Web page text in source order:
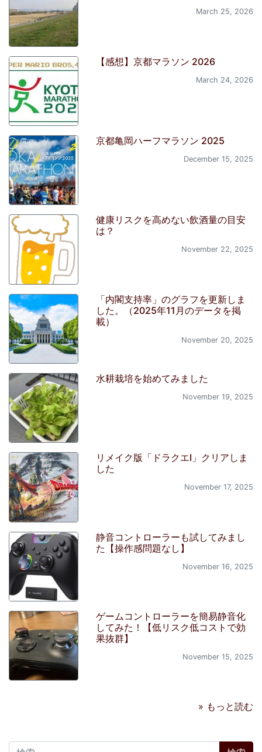
March 25, 2026
【感想】京都マラソン 2026
March 24, 2026
京都亀岡ハーフマラソン 2025
December 15, 2025
健康リスクを高めない飲酒量の目安
は？
November 22, 2025
「内閣支持率」のグラフを更新しま
した。（2025年11月のデータを掲
載）
November 20, 2025
水耕栽培を始めてみました
November 19, 2025
リメイク版「ドラクエI」クリアしま
した
November 17, 2025
静音コントローラーも試してみまし
た【操作感問題なし】
November 16, 2025
ゲームコントローラーを簡易静音化
してみた！【低リスク低コストで効
果抜群】
November 15, 2025
» もっと読む
検索: